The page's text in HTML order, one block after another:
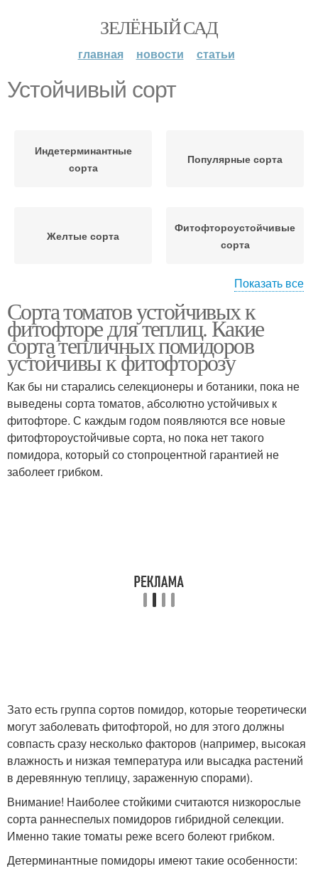
ЗЕЛЁНЫЙ САД
главная новости статьи
Устойчивый сорт
Индетерминантные
сорта
Популярные сорта
Желтые сорта
Фитофтороустойчивые
сорта
Сорта для теплиц Устойчивые сорта
Показать все
Сорта томатов устойчивых к
фитофторе для теплиц. Какие
сорта тепличных помидоров
устойчивы к фитофторозу
Как бы ни старались селекционеры и ботаники, пока не
выведены сорта томатов, абсолютно устойчивых к
фитофторе. С каждым годом появляются все новые
фитофтороустойчивые сорта, но пока нет такого
помидора, который со стопроцентной гарантией не
заболеет грибком.
Зато есть группа сортов помидор, которые теоретически
могут заболевать фитофторой, но для этого должны
совпасть сразу несколько факторов (например, высокая
влажность и низкая температура или высадка растений
в деревянную теплицу, зараженную спорами).
Внимание! Наиболее стойкими считаются низкорослые
сорта раннеспелых помидоров гибридной селекции.
Именно такие томаты реже всего болеют грибком.
Детерминантные помидоры имеют такие особенности: